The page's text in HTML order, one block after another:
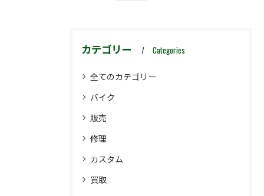
カテゴリー Categories
全てのカテゴリー
バイク
販売
修理
カスタム
買取